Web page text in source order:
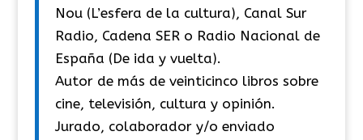
Nou (L’esfera de la cultura), Canal Sur
Radio, Cadena SER o Radio Nacional de
España (De ida y vuelta).
Autor de más de veinticinco libros sobre
cine, televisión, cultura y opinión.
Jurado, colaborador y/o enviado